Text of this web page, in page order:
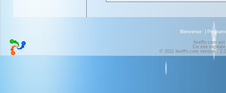
Bienvenue
liveffn.com
Ce site
© 2011 liveffn.com version :